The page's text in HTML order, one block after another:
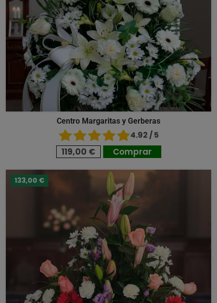
Centro Margaritas y Gerberas
4.92 / 5
119,00 € Comprar
133,00 €